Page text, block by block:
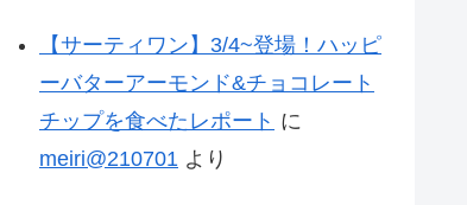
【サーティワン】3/4~登場！ハッピ
ーバターアーモンド&チョコレート
チップを食べたレポート に
meiri@210701 より